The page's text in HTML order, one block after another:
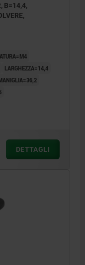
B=14,4,
LARGHEZZA=14,4
DETTAGLI